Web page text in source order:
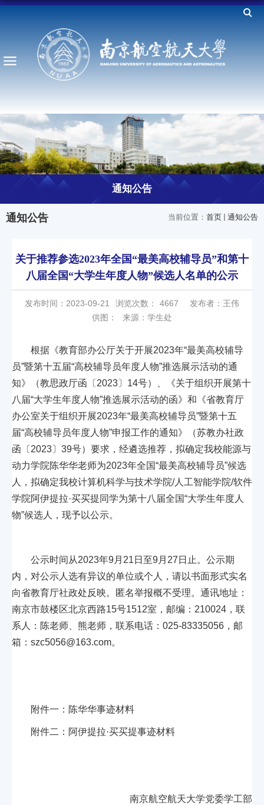
通知公告
当前位置： 首页 通知公告
通知公告
关于推荐参选2023年全国“最美高校辅导员”和第十
八届全国“大学生年度人物”候选人名单的公示
发布时间：2023-09-21 浏览次数： 4667
发布者：王伟
供图：
来源：学生处
根据《教育部办公厅关于开展2023年“最美高校辅导
员”暨第十五届“高校辅导员年度人物”推选展示活动的通
知》（教思政厅函〔2023〕14号）、《关于组织开展第十
八届“大学生年度人物”推选展示活动的函》和《省教育厅
办公室关于组织开展2023年“最美高校辅导员”暨第十五
届“高校辅导员年度人物”申报工作的通知》（苏教办社政
函〔2023〕39号）要求，经遴选推荐，拟确定我校能源与
动力学院陈华华老师为2023年全国“最美高校辅导员”候选
人，拟确定我校计算机科学与技术学院/人工智能学院/软件
学院阿伊提拉·买买提同学为第十八届全国“大学生年度人
物”候选人，现予以公示。
公示时间从2023年9月21日至9月27日止。公示期
内，对公示人选有异议的单位或个人，请以书面形式实名
向省教育厅社政处反映。匿名举报概不受理。通讯地址：
南京市鼓楼区北京西路15号1512室，邮编：210024，联
系人：陈老师、熊老师，联系电话：025-83335056，邮
箱：szc5056@163.com。
附件一：陈华华事迹材料
附件二：阿伊提拉·买买提事迹材料
南京航空航天大学党委学工部